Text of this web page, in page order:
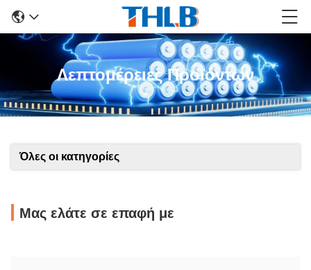
Λεπτομέρειες Προϊόντων
Όλες οι κατηγορίες
Μας ελάτε σε επαφή με